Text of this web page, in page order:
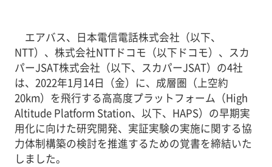
エアバス、日本電信電話株式会社（以下、
NTT）、株式会社NTTドコモ（以下ドコモ）、スカ
パーJSAT株式会社（以下、スカパーJSAT）の4社
は、2022年1月14日（金）に、成層圏（上空約
20km）を飛行する高高度プラットフォーム（High
Altitude Platform Station、以下、HAPS）の早期実
用化に向けた研究開発、実証実験の実施に関する協
力体制構築の検討を推進するための覚書を締結いた
しました。